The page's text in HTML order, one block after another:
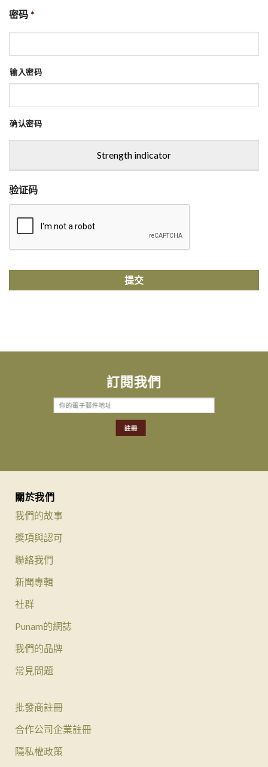
密码 *
输入密码
确认密码
Strength indicator
验证码
訂閱我們
關於我們
我們的故事
獎項與認可
聯絡我們
新聞專輯
社群
Punam的網誌
我們的品牌
常見問題
批發商註冊
合作公司企業註冊
隱私權政策